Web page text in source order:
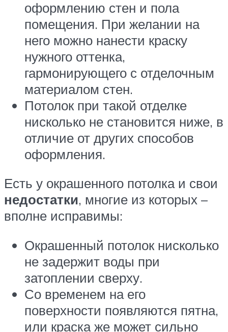
оформлению стен и пола
помещения. При желании на
него можно нанести краску
нужного оттенка,
гармонирующего с отделочным
материалом стен.
Потолок при такой отделке
нисколько не становится ниже, в
отличие от других способов
оформления.
Есть у окрашенного потолка и свои
недостатки, многие из которых –
вполне исправимы:
Окрашенный потолок нисколько
не задержит воды при
затоплении сверху.
Со временем на его
поверхности появляются пятна,
или краска же может сильно